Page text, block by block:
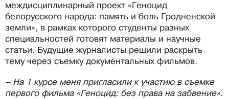
междисциплинарный проект «Геноцид
белорусского народа: память и боль Гродненской
земли», в рамках которого студенты разных
специальностей готовят материалы и научные
статьи. Будущие журналисты решили раскрыть
тему через съемку документальных фильмов.
– На 1 курсе меня пригласили к участию в съемке
первого фильма «Геноцид: без права на забвение».